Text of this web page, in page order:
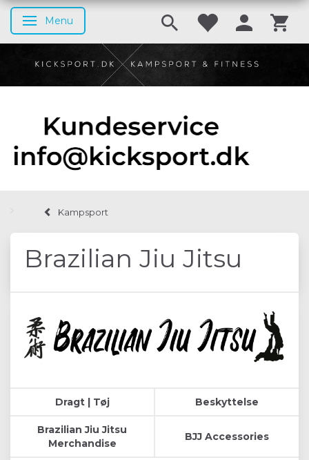
Skifte navigation
Menu
Kampsport
Brazilian Jiu Jitsu
Dragt | Tøj Beskyttelse
Brazilian Jiu Jitsu
Merchandise
BJJ Accessories